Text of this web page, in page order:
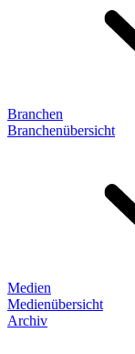
Branchen
Branchenübersicht
Medien
Medienübersicht
Archiv